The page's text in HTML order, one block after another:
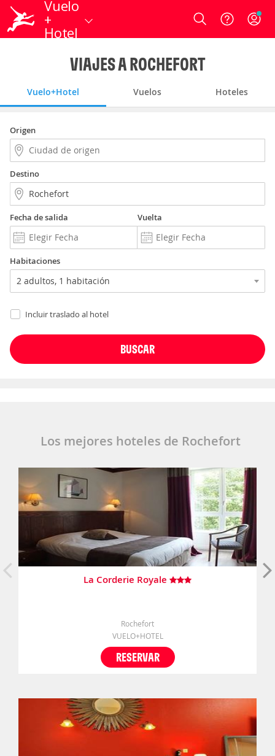
Vuelo
+
Hotel
Login
VIAJES A ROCHEFORT
Vuelo+Hotel Vuelos Hoteles
Origen
Destino
Fecha de salida Vuelta
Habitaciones
Incluir traslado al hotel
Los mejores hoteles de Rochefort
La Corderie Royale
Rochefort
VUELO+HOTEL
RESERVAR